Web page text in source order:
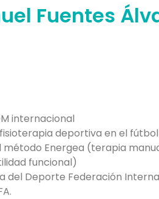
Fuentes
internacional
deportiva en el
Energea (terapia
funcional)
del Deporte Federación